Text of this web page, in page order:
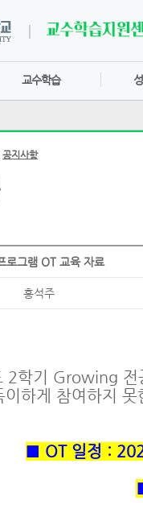
교수학습
공지사항
로그램 OT 교육 자료
홍석주
2학기 Growing 전
이하게 참여하지
■ OT 일정 :